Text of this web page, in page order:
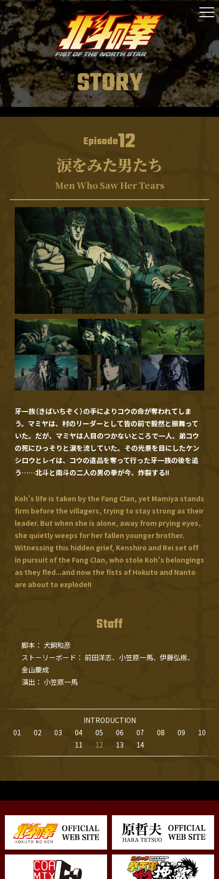
ONAIR
STAFF&CAST
STORY
CHARACTER
MUSIC
MOVIE
GOODS
SPECIAL
STORY
Episode12
涙をみた男たち
Men Who Saw Her Tears
牙一族（きばいちぞく）の手によりコウの命が奪われてしま
う。マミヤは、村のリーダーとして皆の前で毅然と振舞って
いた。だが、マミヤは人目のつかないところで一人、弟コウ
の死にひっそりと涙を流していた。その光景を目にしたケン
シロウとレイは、コウの遺品を奪って行った牙一族の後を追
う……北斗と南斗の二人の男の拳が今、炸裂する!!
Koh’s life is taken by the Fang Clan, yet Mamiya stands
firm before the villagers, trying to stay strong as their
leader. But when she is alone, away from prying eyes,
she quietly weeps for her fallen younger brother.
Witnessing this hidden grief, Kenshiro and Rei set off
in pursuit of the Fang Clan, who stole Koh’s belongings
as they fled...and now the fists of Hokuto and Nanto
are about to explode!!
Staff
脚本
犬飼和彦
ストーリーボード
前田洋志、 小笠原一馬、 伊藤弘樹、
金山慶成
演出
小笠原一馬
INTRODUCTION
01
02 03 04 05 06 07 08 09
10
11
12 13 14